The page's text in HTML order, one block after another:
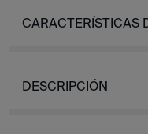
CARACTERÍSTICAS
DESCRIPCIÓN